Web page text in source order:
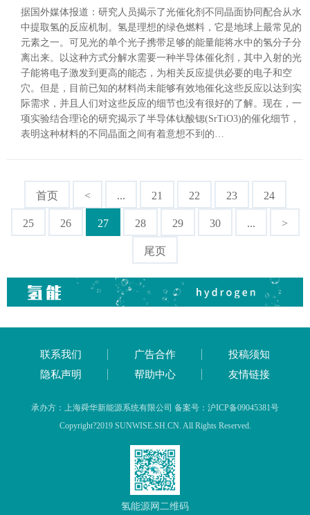
据国外媒体报道：研究人员揭示了光催化剂不同晶面协同配合从水
中提取氢的反应机制。氢是理想的绿色燃料，它是地球上最常见的
元素之一。可见光的单个光子携带足够的能量能将水中的氢分子分
离出来。以这种方式分解水需要一种半导体催化剂，其中入射的光
子能将电子激发到更高的能态，为相关反应提供必要的电子和空
穴。但是，目前已知的材料尚未能够有效地催化这些反应以达到实
际需求，并且人们对这些反应的细节也没有很好的了解。现在，一
项实验结合理论的研究揭示了半导体钛酸锶(SrTiO3)的催化细节，
表明这种材料的不同晶面之间有着意想不到的…
首页 < ... 21 22 23 24
25 26 27 28 29 30 ... >
尾页
联系我们 广告合作
投稿须知
隐私声明
帮助中心 友情链接
承办方：上海舜华新能源系统有限公司 备案号：沪ICP备09045381号
Copyright?2019 SUNWISE.SH.CN. All Rights Reserved.
氢能源网二维码